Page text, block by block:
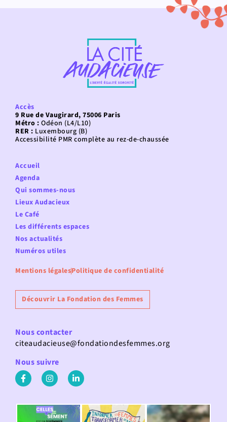
Accès
9 Rue de Vaugirard, 75006 Paris
Métro : Odéon (L4/L10)
RER : Luxembourg (B)
Accessibilité PMR complète au rez-de-chaussée
Accueil
Agenda
Qui sommes-nous
Lieux Audacieux
Le Café
Les différents espaces
Nos actualités
Numéros utiles
Mentions légalesPolitique de confidentialité
Découvrir La Fondation des Femmes
Nous contacter
citeaudacieuse@fondationdesfemmes.org
Nous suivre